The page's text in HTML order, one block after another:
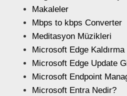
Makaleler
Mbps to kbps Converter
Meditasyon Müzikleri
Microsoft Edge Kaldırma
Microsoft Edge Update
Microsoft Endpoint
Microsoft Entra Nedir?